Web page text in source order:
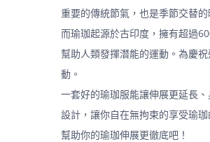
重要的傳統節氣，也是季節交替的
而瑜珈起源於古印度，擁有超過
幫助人類發揮潛能的運動。為慶
動。
一套好的瑜珈服能讓伸展更延長
設計，讓你自在無拘束的享受瑜
幫助你的瑜珈伸展更徹底吧！